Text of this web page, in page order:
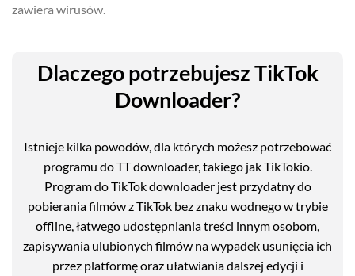
zawiera wirusów.
Dlaczego potrzebujesz TikTok
Downloader?
Istnieje kilka powodów, dla których możesz potrzebować
programu do TT downloader, takiego jak TikTokio.
Program do TikTok downloader jest przydatny do
pobierania filmów z TikTok bez znaku wodnego w trybie
offline, łatwego udostępniania treści innym osobom,
zapisywania ulubionych filmów na wypadek usunięcia ich
przez platformę oraz ułatwiania dalszej edycji i